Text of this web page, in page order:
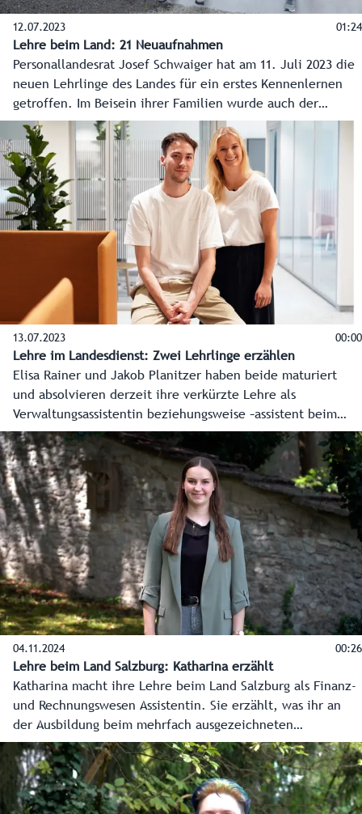
12.07.2023 01:24
Lehre beim Land: 21 Neuaufnahmen
Personallandesrat Josef Schwaiger hat am 11. Juli 2023 die
neuen Lehrlinge des Landes für ein erstes Kennenlernen
getroffen. Im Beisein ihrer Familien wurde auch der
Lehrvertrag unterzeichnet. Insgesamt sind es 21
Neuaufnahmen, die im Herbst ihre Lehre beginnen.
13.07.2023 00:00
Lehre im Landesdienst: Zwei Lehrlinge erzählen
Elisa Rainer und Jakob Planitzer haben beide maturiert
und absolvieren derzeit ihre verkürzte Lehre als
Verwaltungsassistentin beziehungsweise –assistent beim
Land Salzburg. Sie erzählen, warum sie sich für die
Ausbildung in der Verwaltung entschieden haben.
04.11.2024 00:26
Lehre beim Land Salzburg: Katharina erzählt
Katharina macht ihre Lehre beim Land Salzburg als Finanz-
und Rechnungswesen Assistentin. Sie erzählt, was ihr an
der Ausbildung beim mehrfach ausgezeichneten
Dienstgeber Land Salzburg gefällt.